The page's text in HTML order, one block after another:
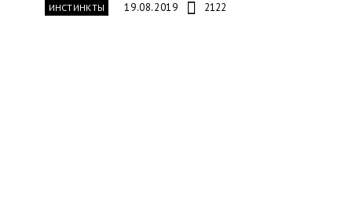
ИНСТИНКТЫ 19.08.2019 2122